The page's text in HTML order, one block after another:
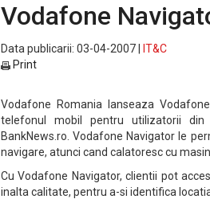
Vodafone
Data publicarii: 03-04-2007 |
IT&C
Print
Vodafone Romania lanseaza
telefonul mobil pentru utilizatorii
BankNews.ro. Vodafone Navigator le
navigare, atunci cand calatoresc cu
Cu Vodafone Navigator, clientii pot
inalta calitate, pentru a-si identifica